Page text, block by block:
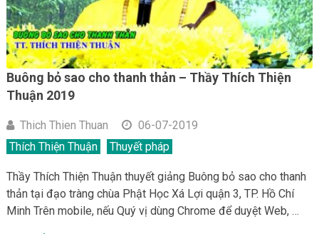
Buông bỏ sao cho thanh thản – Thầy Thích Thiện
Thuận 2019
Thich Thien Thuan
06-07-2019
Thích Thiện Thuận
Thuyết pháp
Thầy Thích Thiện Thuận thuyết giảng Buông bỏ sao cho thanh
thản tại đạo tràng chùa Phật Học Xá Lợi quận 3, TP. Hồ Chí
Minh Trên mobile, nếu Quý vị dùng Chrome để duyệt Web, …